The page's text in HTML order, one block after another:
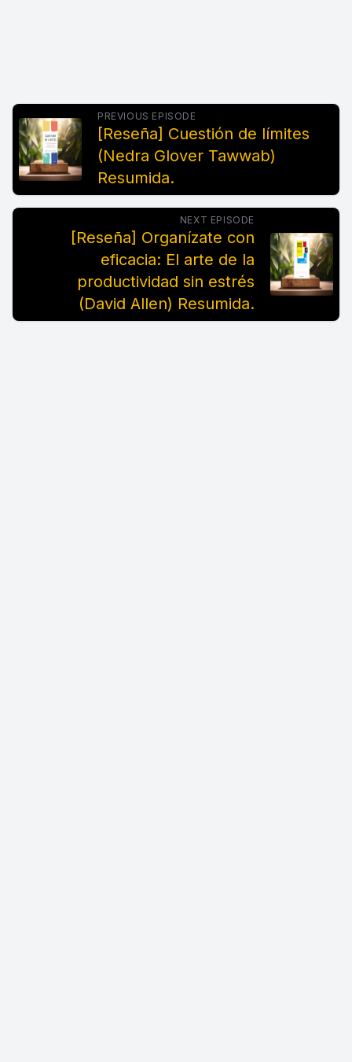
PREVIOUS EPISODE
[Reseña] Cuestión de límites
(Nedra Glover Tawwab)
Resumida.
NEXT EPISODE
[Reseña] Organízate con
eficacia: El arte de la
productividad sin estrés
(David Allen) Resumida.